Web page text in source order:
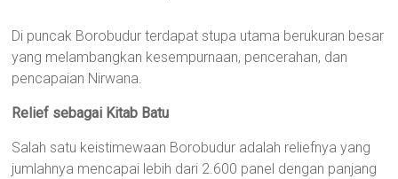
Di puncak Borobudur terdapat stupa utama berukuran besar
yang melambangkan kesempurnaan, pencerahan, dan
pencapaian Nirwana.
Relief sebagai Kitab Batu
Salah satu keistimewaan Borobudur adalah reliefnya yang
jumlahnya mencapai lebih dari 2.600 panel dengan panjang